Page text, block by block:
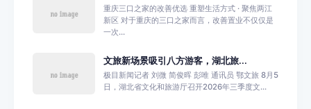
重庆三口之家的改善优选 重塑生活方式 · 聚焦两江
新区 对于重庆的三口之家而言，改善置业不仅仅是
一次...
文旅新场景吸引八方游客，湖北旅...
极目新闻记者 刘微 简俊晖 彭唯 通讯员 鄂文旅 8月5
日，湖北省文化和旅游厅召开2026年三季度文...